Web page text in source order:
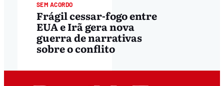
SEM ACORDO
Frágil cessar-fogo entre
EUA e Irã gera nova
guerra de narrativas
sobre o conflito